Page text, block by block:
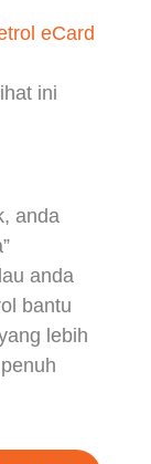
eCard
ini
anda
anda
bantu
lebih